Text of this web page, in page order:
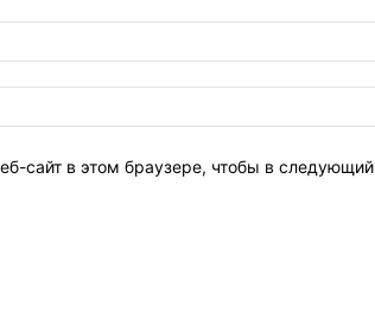
сайт в этом браузере, чтобы в следующий